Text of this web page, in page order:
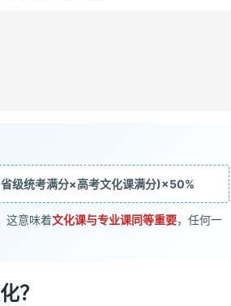
级统考满分×高考文化课满分)×50%
这意味着文化课与专业课同等重要，任何一
？